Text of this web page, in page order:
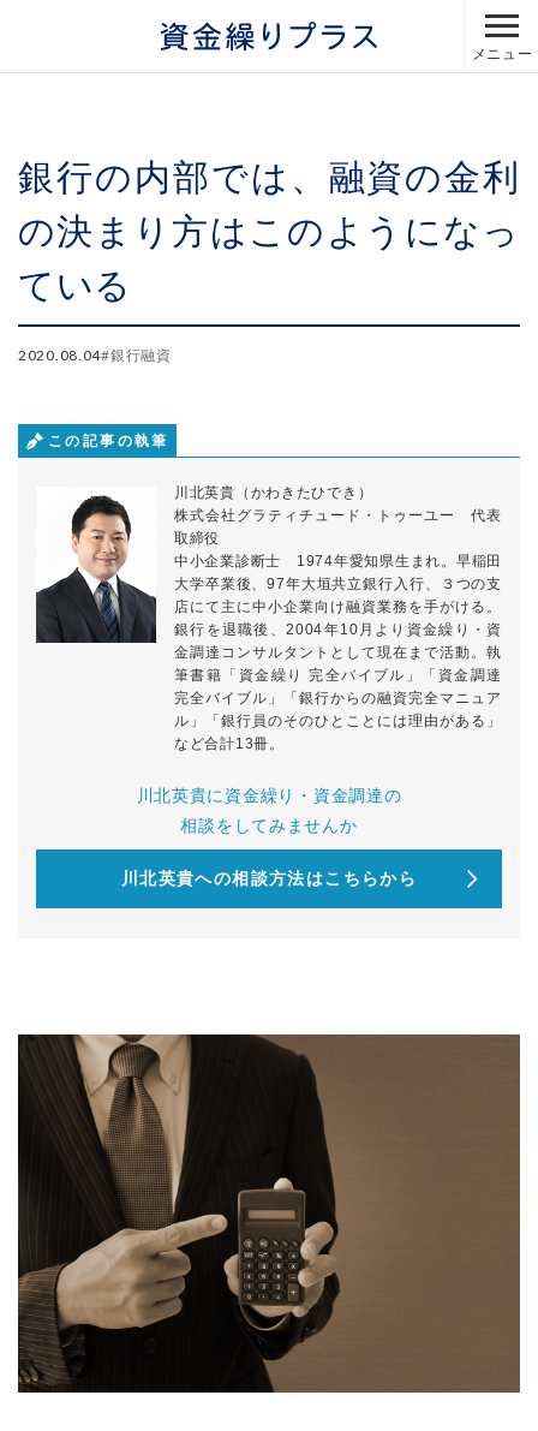
メニュー
銀行の内部では、融資の金利
の決まり方はこのようになっ
ている
2020.08.04#銀行融資
この記事の執筆
川北英貴（かわきたひでき）
株式会社グラティチュード・トゥーユー 代表
取締役
中小企業診断士 1974年愛知県生まれ。早稲田
大学卒業後、97年大垣共立銀行入行、３つの支
店にて主に中小企業向け融資業務を手がける。
銀行を退職後、2004年10月より資金繰り・資
金調達コンサルタントとして現在まで活動。執
筆書籍「資金繰り 完全バイブル」「資金調達
完全バイブル」「銀行からの融資完全マニュア
ル」「銀行員のそのひとことには理由がある」
など合計13冊。
川北英貴に資金繰り・資金調達の
相談をしてみませんか
川北英貴への相談方法はこちらから